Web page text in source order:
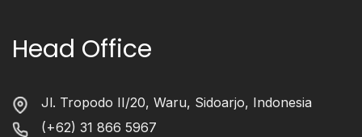
Head Office
Jl. Tropodo II/20, Waru, Sidoarjo, Indonesia
(+62) 31 866 5967